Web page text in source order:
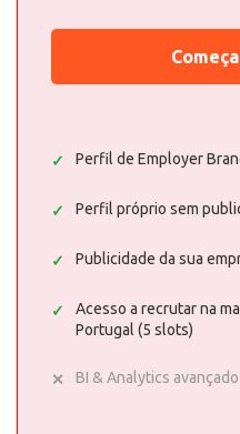
Perfil de Employer
Perfil próprio sem
Publicidade da sua
Acesso a recrutar na
Portugal (5 slots)
BI & Analytics avançado